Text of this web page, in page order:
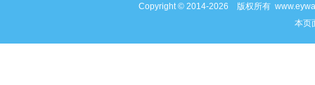
Copyright © 2014-2026 版权所有
本页